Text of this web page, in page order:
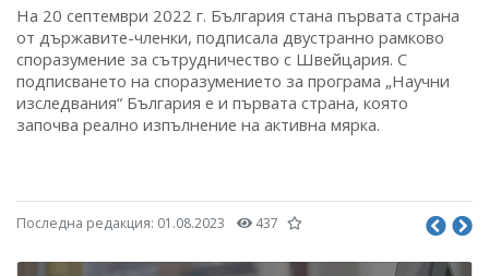
На 20 септември 2022 г. България стана първата страна
от държавите-членки, подписала двустранно рамково
споразумение за сътрудничество с Швейцария. С
подписването на споразумението за програма „Научни
изследвания“ България е и първата страна, която
започва реално изпълнение на активна мярка.
Последна редакция: 01.08.2023 437